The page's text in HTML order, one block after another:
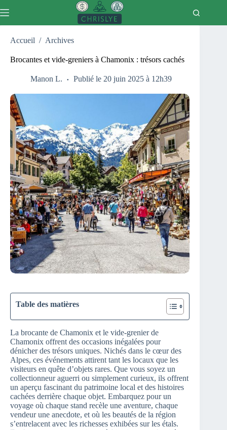
au
Accueil / Archives
Brocantes et vide-greniers à Chamonix : trésors cachés
Manon L. Publié le 20 juin 2025 à 12h39
Table des matières
La brocante de Chamonix et le vide-grenier de
Chamonix offrent des occasions inégalées pour
dénicher des trésors uniques. Nichés dans le cœur des
Alpes, ces événements attirent tant les locaux que les
visiteurs en quête d’objets rares. Que vous soyez un
collectionneur aguerri ou simplement curieux, ils offrent
un aperçu fascinant du patrimoine local et des histoires
cachées derrière chaque objet. Embarquez pour un
voyage où chaque stand recèle une aventure, chaque
vendeur une anecdote, et où les beautés de la région
s’entrelacent avec les richesses exhibées sur les étals.